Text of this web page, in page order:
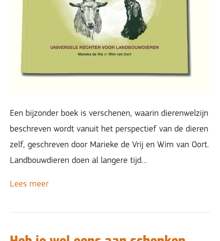
Een bijzonder boek is verschenen, waarin dierenwelzijn
beschreven wordt vanuit het perspectief van de dieren
zelf, geschreven door Marieke de Vrij en Wim van Oort.
Landbouwdieren doen al langere tijd…
Lees meer